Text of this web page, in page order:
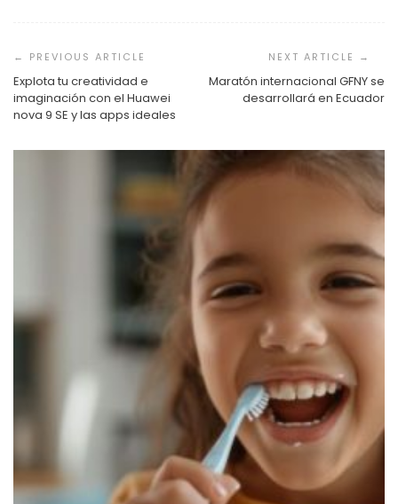
de
entradas
Explota tu creatividad e
imaginación con el Huawei
nova 9 SE y las apps ideales
Maratón internacional GFNY se
desarrollará en Ecuador